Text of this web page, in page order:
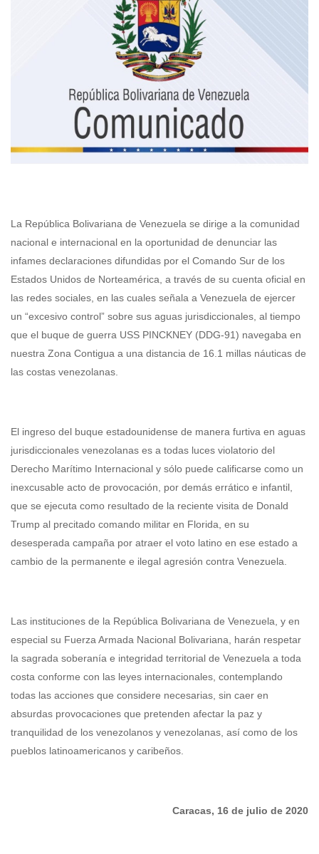
La República Bolivariana de Venezuela se dirige a la comunidad
nacional e internacional en la oportunidad de denunciar las
infames declaraciones difundidas por el Comando Sur de los
Estados Unidos de Norteamérica, a través de su cuenta oficial en
las redes sociales, en las cuales señala a Venezuela de ejercer
un “excesivo control” sobre sus aguas jurisdiccionales, al tiempo
que el buque de guerra USS PINCKNEY (DDG-91) navegaba en
nuestra Zona Contigua a una distancia de 16.1 millas náuticas de
las costas venezolanas.
El ingreso del buque estadounidense de manera furtiva en aguas
jurisdiccionales venezolanas es a todas luces violatorio del
Derecho Marítimo Internacional y sólo puede calificarse como un
inexcusable acto de provocación, por demás errático e infantil,
que se ejecuta como resultado de la reciente visita de Donald
Trump al precitado comando militar en Florida, en su
desesperada campaña por atraer el voto latino en ese estado a
cambio de la permanente e ilegal agresión contra Venezuela.
Las instituciones de la República Bolivariana de Venezuela, y en
especial su Fuerza Armada Nacional Bolivariana, harán respetar
la sagrada soberanía e integridad territorial de Venezuela a toda
costa conforme con las leyes internacionales, contemplando
todas las acciones que considere necesarias, sin caer en
absurdas provocaciones que pretenden afectar la paz y
tranquilidad de los venezolanos y venezolanas, así como de los
pueblos latinoamericanos y caribeños.
Caracas, 16 de julio de 2020